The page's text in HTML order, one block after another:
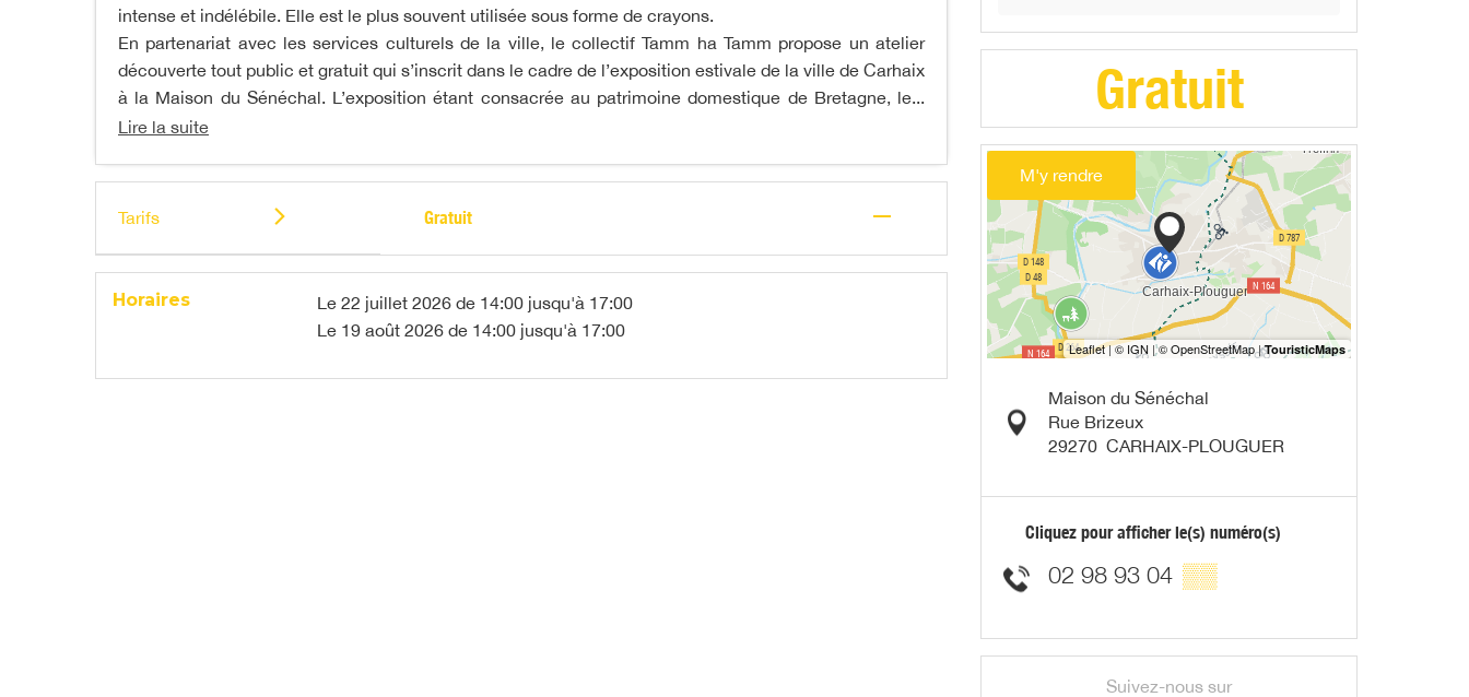
intense et indélébile. Elle est le plus souvent utilisée sous forme de crayons.
En partenariat avec les services culturels de la ville, le collectif Tamm ha Tamm propose un atelier
découverte tout public et gratuit qui s’inscrit dans le cadre de l’exposition estivale de la ville de Carhaix
à la Maison du Sénéchal. L’exposition étant consacrée au patrimoine domestique de Bretagne, le...
Lire la suite
Tarifs Gratuit —
Horaires Le 22 juillet 2026 de 14:00 jusqu'à 17:00
Le 19 août 2026 de 14:00 jusqu'à 17:00
Gratuit
M'y rendre
Maison du Sénéchal
Rue Brizeux
29270 CARHAIX-PLOUGUER
Cliquez pour afficher le(s) numéro(s)
02 98 93 04 ▒▒
Suivez-nous sur